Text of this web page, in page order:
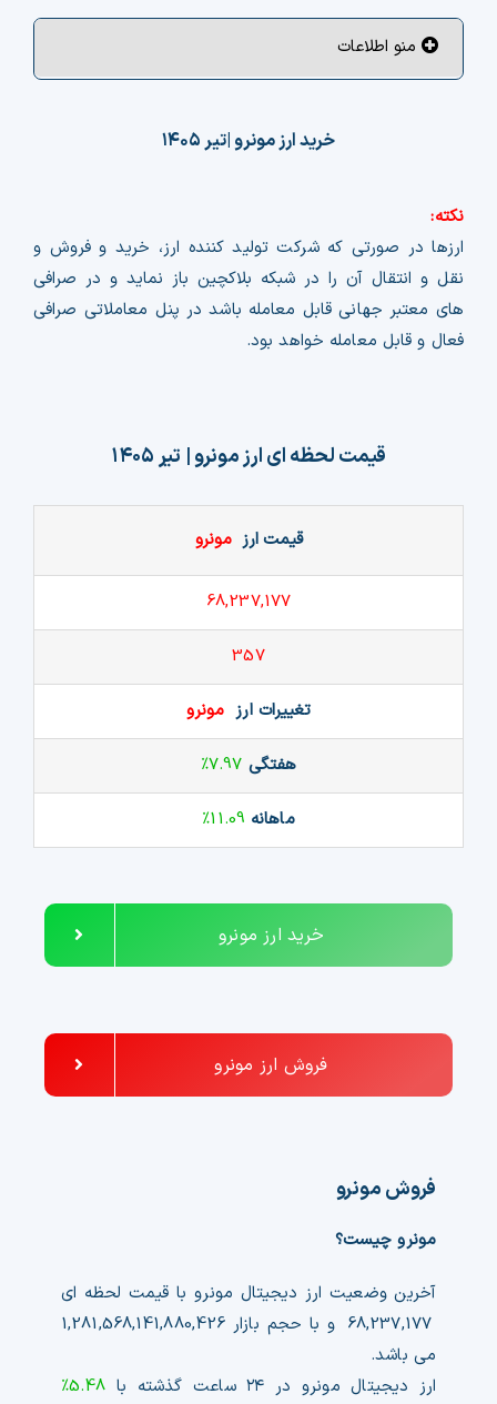
چت جی پی تی رایگان
تماس با ما
دسته‌بندی ارزها
شاخص ترس و طمع
خرید ارز مونرو |تیر ۱۴۰۵
منو اطلاعات
نکته:
ارزها در صورتی که شرکت تولید کننده ارز، خرید و فروش و
نقل و انتقال آن را در شبکه بلاکچین باز نماید و در صرافی
های معتبر جهانی قابل معامله باشد در پنل معاملاتی صرافی
فعال و قابل معامله خواهد بود.
قیمت لحظه ای ارز مونرو | تیر ۱۴۰۵
قیمت ارزمونرو
68,237,177
357
تغییرات ارز مونرو
هفتگی 7.97%
ماهانه 11.09%
خرید ارز مونرو
فروش ارز مونرو
فروش مونرو
مونرو چیست؟
آخرین وضعیت ارز دیجیتال مونرو با قیمت لحظه ای
68,237,177 و با حجم بازار 1,281,568,141,880,426
می باشد.
ارز دیجیتال مونرو در ۲۴ ساعت گذشته با
5.48%